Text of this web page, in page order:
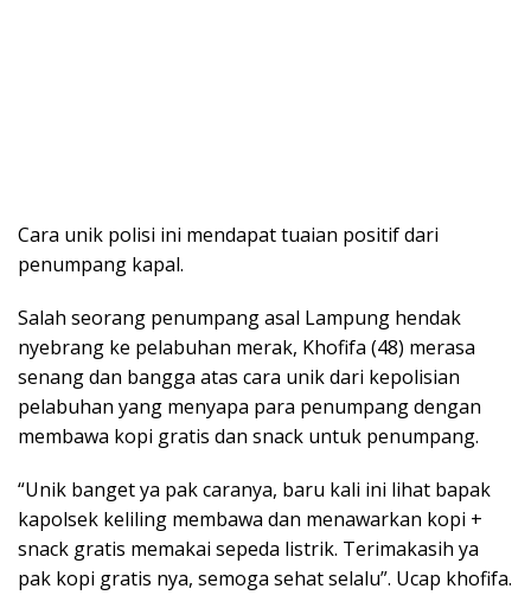
Cara unik polisi ini mendapat tuaian positif dari
penumpang kapal.
Salah seorang penumpang asal Lampung hendak
nyebrang ke pelabuhan merak, Khofifa (48) merasa
senang dan bangga atas cara unik dari kepolisian
pelabuhan yang menyapa para penumpang dengan
membawa kopi gratis dan snack untuk penumpang.
“Unik banget ya pak caranya, baru kali ini lihat bapak
kapolsek keliling membawa dan menawarkan kopi +
snack gratis memakai sepeda listrik. Terimakasih ya
pak kopi gratis nya, semoga sehat selalu”. Ucap khofifa.